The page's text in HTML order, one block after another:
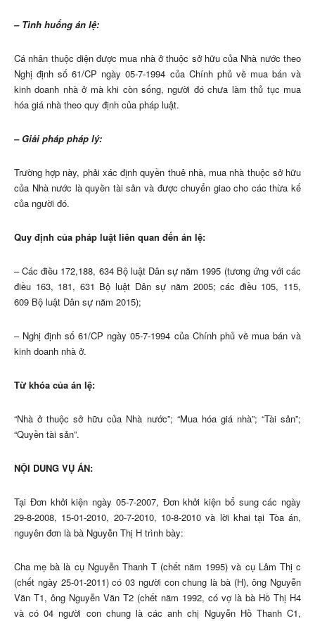
– Tình huống án lệ:
Cá nhân thuộc diện được mua nhà ở thuộc sở hữu của Nhà nước theo
Nghị định số 61/CP ngày 05-7-1994 của Chính phủ về mua bán và
kinh doanh nhà ở mà khi còn sống, người đó chưa làm thủ tục mua
hóa giá nhà theo quy định của pháp luật.
– Giải pháp pháp lý:
Trường hợp này, phải xác định quyền thuê nhà, mua nhà thuộc sở hữu
của Nhà nước là quyền tài sản và được chuyển giao cho các thừa kế
của người đó.
Quy định của pháp luật liên quan đến án lệ:
– Các điều 172,188, 634 Bộ luật Dân sự năm 1995 (tương ứng với các
điều 163, 181, 631 Bộ luật Dân sự năm 2005; các điều 105, 115,
609 Bộ luật Dân sự năm 2015);
– Nghị định số 61/CP ngày 05-7-1994 của Chính phủ về mua bán và
kinh doanh nhà ở.
Từ khóa của án lệ:
“Nhà ở thuộc sở hữu của Nhà nước”; “Mua hóa giá nhà”; “Tài sản”;
“Quyền tài sản”.
NỘI DUNG VỤ ÁN:
Tại Đơn khởi kiện ngày 05-7-2007, Đơn khởi kiện bổ sung các ngày
29-8-2008, 15-01-2010, 20-7-2010, 10-8-2010 và lời khai tại Tòa án,
nguyên đơn là bà Nguyễn Thị H trình bày:
Cha mẹ bà là cụ Nguyễn Thanh T (chết năm 1995) và cụ Lâm Thị c
(chết ngày 25-01-2011) có 03 người con chung là bà (H), ông Nguyễn
Văn T1, ông Nguyễn Văn T2 (chết năm 1992, có vợ là bà Hồ Thị H4
và có 04 người con chung là các anh chị Nguyễn Hồ Thanh C1,